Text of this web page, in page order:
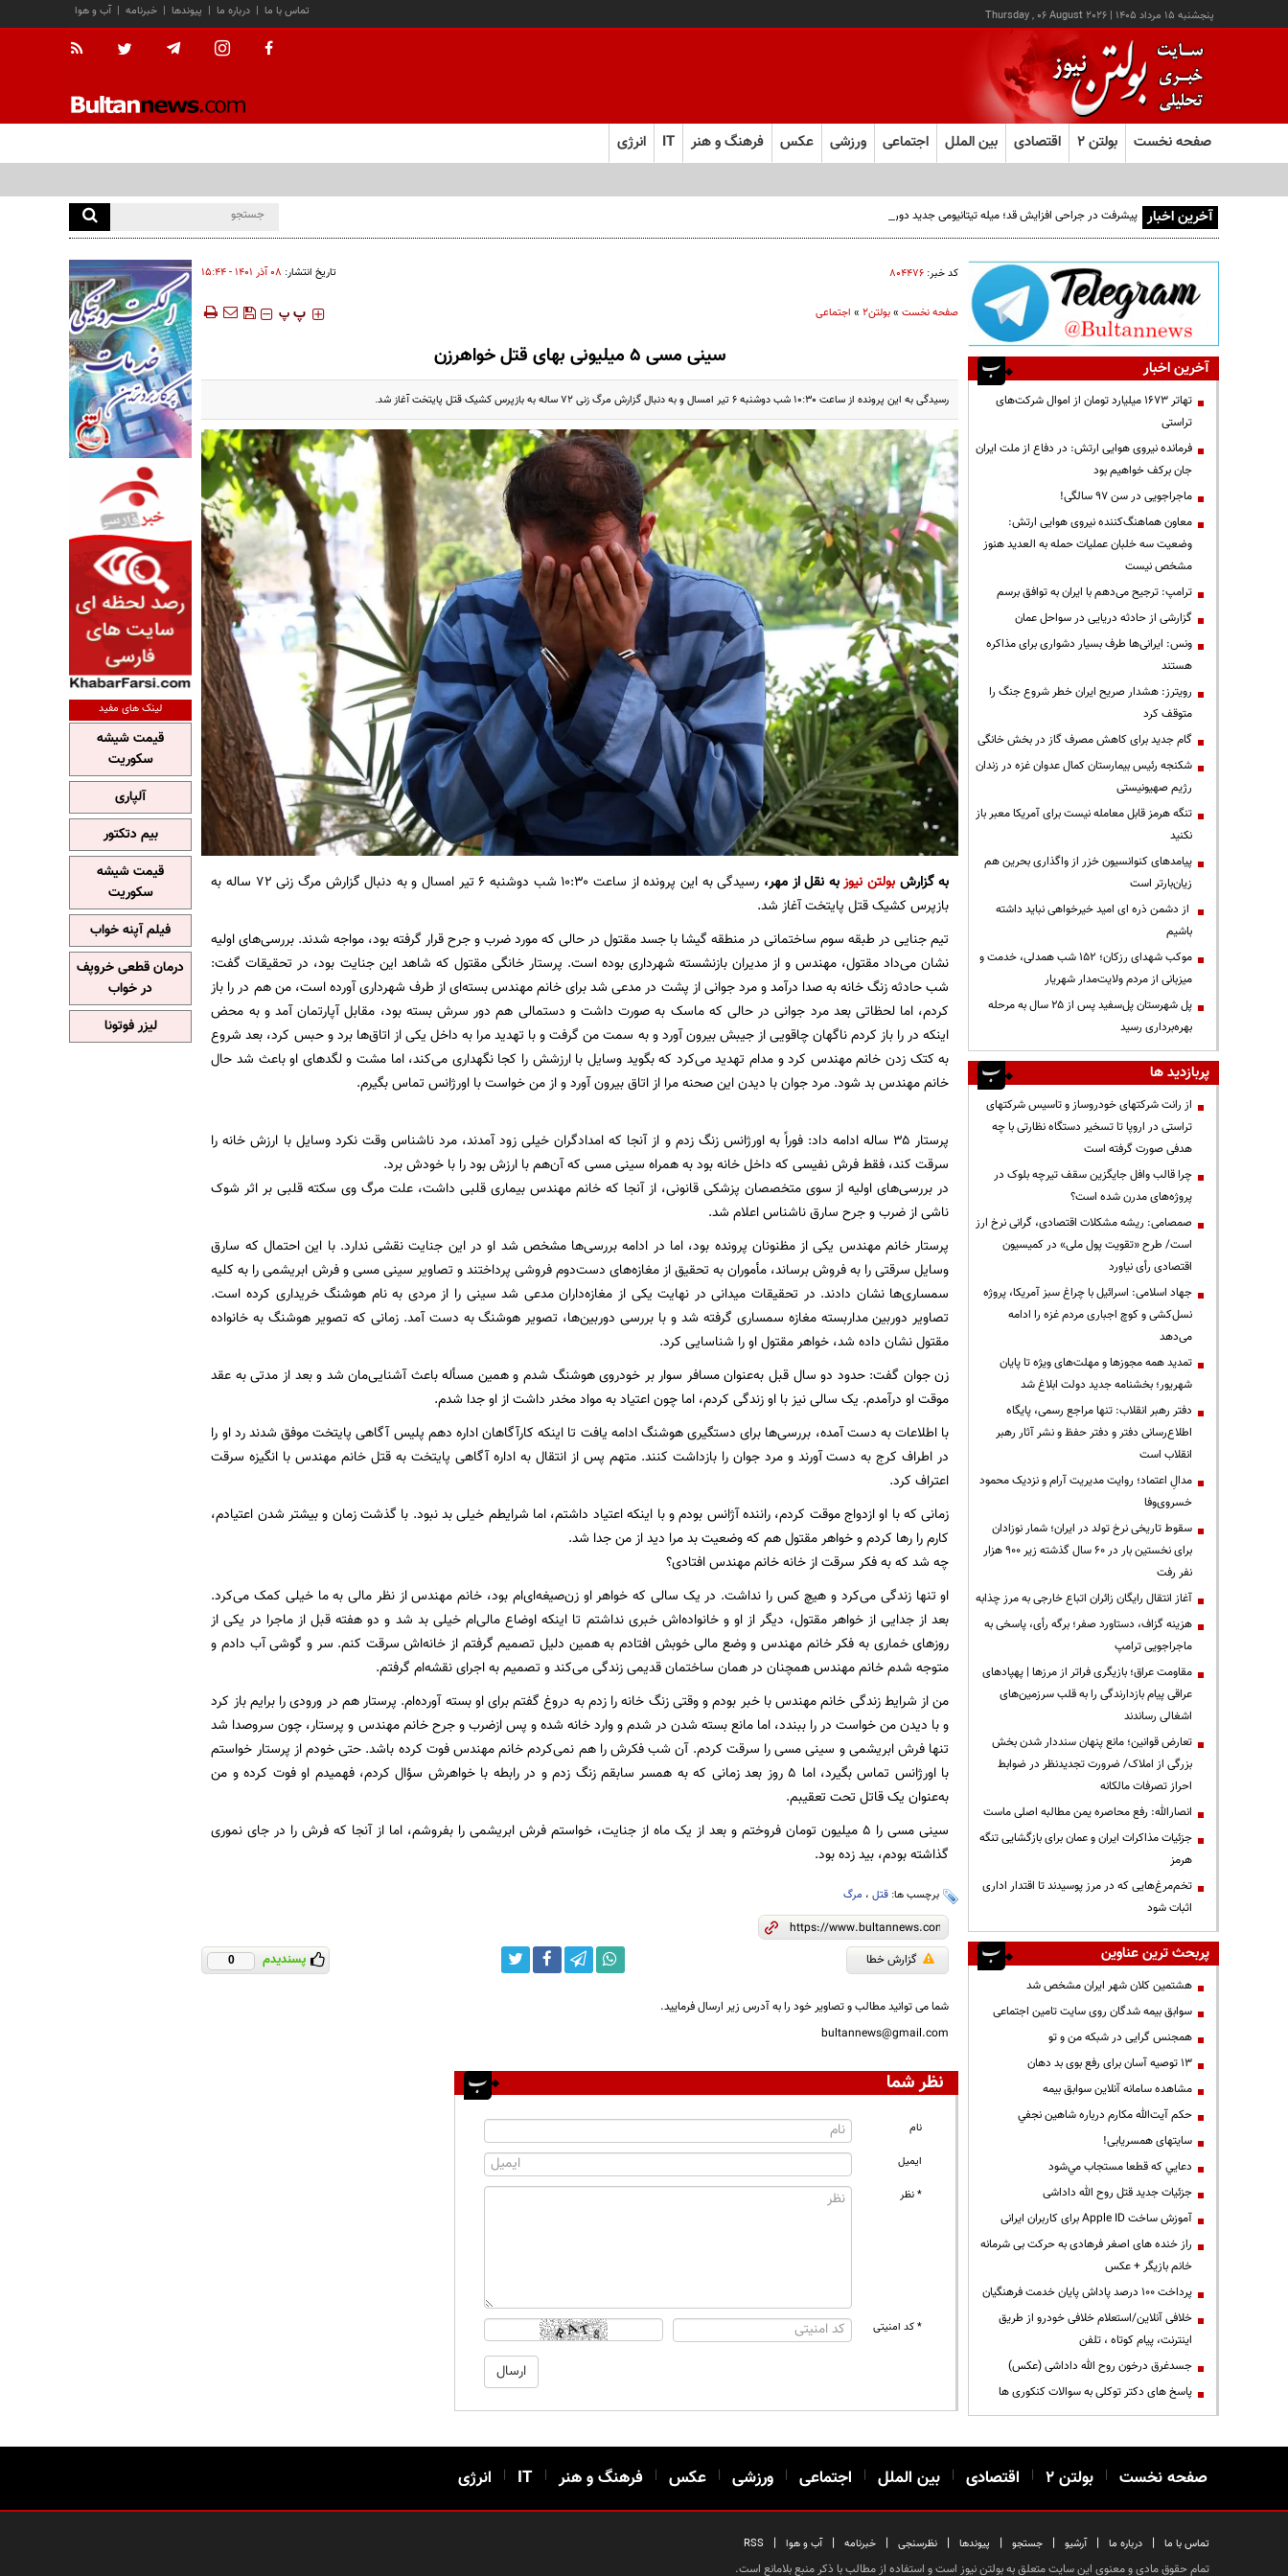
پنجشنبه ۱۵ مرداد ۱۴۰۵ |
Thursday , 06 August 2026 آب و هوا | خبرنامه | پیوندها | درباره ما | تماس با ما
صفحه نخست بولتن ۲ اقتصادی بین الملل اجتماعی ورزشی عکس فرهنگ و هنر IT انرژی
آخرین اخبار پیشرفت در جراحی افزایش قد؛ میله تیتانیومی جدید دوره نقاهت را از چند ماه به چند هفته کاهش می‌دهد
کد خبر: ۸۰۴۴۷۶ تاریخ انتشار: ۰۸ آذر ۱۴۰۱ - ۱۵:۴۴
صفحه نخست»بولتن2 » اجتماعی ‍‍‍ پ پ
سینی مسی ۵ میلیونی بهای قتل خواهرزن
رسیدگی به این پرونده از ساعت ۱۰:۳۰ شب دوشنبه ۶ تیر امسال و به دنبال گزارش مرگ زنی ۷۲ ساله به بازپرس کشیک قتل پایتخت آغاز شد.
به گزارش بولتن نیوزبه نقل از مهر،
رسیدگی به این پرونده از ساعت ۱۰:۳۰ شب دوشنبه ۶ تیر امسال و به دنبال گزارش مرگ زنی ۷۲ ساله به
بازپرس کشیک قتل پایتخت آغاز شد.
تیم جنایی در طبقه سوم ساختمانی در منطقه گیشا با جسد مقتول در حالی که مورد ضرب و جرح قرار گرفته بود، مواجه شدند. بررسی‌های اولیه
نشان می‌داد مقتول، مهندس و از مدیران بازنشسته شهرداری بوده است. پرستار خانگی مقتول که شاهد این جنایت بود، در تحقیقات گفت:
شب حادثه زنگ خانه به صدا درآمد و مرد جوانی از پشت در مدعی شد برای خانم مهندس بسته‌ای از طرف شهرداری آورده است، من هم در را باز
کردم، اما لحظاتی بعد مرد جوانی در حالی که ماسک به صورت داشت و دستمالی هم دور سرش بسته بود، مقابل آپارتمان آمد و به محض
اینکه در را باز کردم ناگهان چاقویی از جیبش بیرون آورد و به سمت من گرفت و با تهدید مرا به داخل یکی از اتاق‌ها برد و حبس کرد، بعد شروع
به کتک زدن خانم مهندس کرد و مدام تهدید می‌کرد که بگوید وسایل با ارزشش را کجا نگهداری می‌کند، اما مشت و لگد‌های او باعث شد حال
خانم مهندس بد شود. مرد جوان با دیدن این صحنه مرا از اتاق بیرون آورد و از من خواست با اورژانس تماس بگیرم.
پرستار ۳۵ ساله ادامه داد: فوراً به اورژانس زنگ زدم و از آنجا که امدادگران خیلی زود آمدند، مرد ناشناس وقت نکرد وسایل با ارزش خانه را
سرقت کند، فقط فرش نفیسی که داخل خانه بود به همراه سینی مسی که آن‌هم با ارزش بود را با خودش برد.
در بررسی‌های اولیه از سوی متخصصان پزشکی قانونی، از آنجا که خانم مهندس بیماری قلبی داشت، علت مرگ وی سکته قلبی بر اثر شوک
ناشی از ضرب و جرح سارق ناشناس اعلام شد.
پرستار خانم مهندس یکی از مظنونان پرونده بود، اما در ادامه بررسی‌ها مشخص شد او در این جنایت نقشی ندارد. با این احتمال که سارق
وسایل سرقتی را به فروش برساند، مأموران به تحقیق از مغازه‌های دست‌دوم فروشی پرداختند و تصاویر سینی مسی و فرش ابریشمی را به کلیه
سمساری‌ها نشان دادند. در تحقیقات میدانی در نهایت یکی از مغازه‌داران مدعی شد سینی را از مردی به نام هوشنگ خریداری کرده است.
تصاویر دوربین مداربسته مغازه سمساری گرفته شد و با بررسی دوربین‌ها، تصویر هوشنگ به دست آمد. زمانی که تصویر هوشنگ به خانواده
مقتول نشان داده شد، خواهر مقتول او را شناسایی کرد.
زن جوان گفت: حدود دو سال قبل به‌عنوان مسافر سوار بر خودروی هوشنگ شدم و همین مسأله باعث آشنایی‌مان شد و بعد از مدتی به عقد
موقت او درآمدم. یک سالی نیز با او زندگی کردم، اما چون اعتیاد به مواد مخدر داشت از او جدا شدم.
با اطلاعات به دست آمده، بررسی‌ها برای دستگیری هوشنگ ادامه یافت تا اینکه کارآگاهان اداره دهم پلیس آگاهی پایتخت موفق شدند رد او را
در اطراف کرج به دست آورند و مرد جوان را بازداشت کنند. متهم پس از انتقال به اداره آگاهی پایتخت به قتل خانم مهندس با انگیزه سرقت
اعتراف کرد.
زمانی که با او ازدواج موقت کردم، راننده آژانس بودم و با اینکه اعتیاد داشتم، اما شرایطم خیلی بد نبود. با گذشت زمان و بیشتر شدن اعتیادم،
کارم را رها کردم و خواهر مقتول هم که وضعیت بد مرا دید از من جدا شد.
چه شد که به فکر سرقت از خانه خانم مهندس افتادی؟
او تنها زندگی می‌کرد و هیچ کس را نداشت. در یک سالی که خواهر او زن‌صیغه‌ای‌ام بود، خانم مهندس از نظر مالی به ما خیلی کمک می‌کرد.
بعد از جدایی از خواهر مقتول، دیگر از او و خانواده‌اش خبری نداشتم تا اینکه اوضاع مالی‌ام خیلی بد شد و دو هفته قبل از ماجرا در یکی از
روز‌های خماری به فکر خانم مهندس و وضع مالی خوبش افتادم به همین دلیل تصمیم گرفتم از خانه‌اش سرقت کنم. سر و گوشی آب دادم و
متوجه شدم خانم مهندس همچنان در همان ساختمان قدیمی زندگی می‌کند و تصمیم به اجرای نقشه‌ام گرفتم.
من از شرایط زندگی خانم مهندس با خبر بودم و وقتی زنگ خانه را زدم به دروغ گفتم برای او بسته آورده‌ام. پرستار هم در ورودی را برایم باز کرد
و با دیدن من خواست در را ببندد، اما مانع بسته شدن در شدم و وارد خانه شده و پس ازضرب و جرح خانم مهندس و پرستار، چون سر‌وصدا شد
تنها فرش ابریشمی و سینی مسی را سرقت کردم. آن شب فکرش را هم نمی‌کردم خانم مهندس فوت کرده باشد. حتی خودم از پرستار خواستم
با اورژانس تماس بگیرد، اما ۵ روز بعد زمانی که به همسر سابقم زنگ زدم و در رابطه با خواهرش سؤال کردم، فهمیدم او فوت کرده و من
به‌عنوان یک قاتل تحت تعقیبم.
سینی مسی را ۵ میلیون تومان فروختم و بعد از یک ماه از جنایت، خواستم فرش ابریشمی را بفروشم، اما از آنجا که فرش را در جای نموری
گذاشته بودم، بید زده بود.
برچسب ها: قتل، مرگ
گزارش خطا پسندیدم 0
شما می توانید مطالب و تصاویر خود را به آدرس زیر ارسال فرمایید.
bultannews@gmail.com
نظر شما
نام
ایمیل
* نظر
* کد امنیتی
آخرین اخبار
تهاتر ۱۶۷۳ میلیارد تومان از اموال شرکت‌های
تراستی
فرمانده نیروی هوایی ارتش: در دفاع از ملت ایران
جان برکف خواهیم بود
ماجراجویی در سن ۹۷ سالگی!
معاون هماهنگ‌کننده نیروی هوایی ارتش:
وضعیت سه خلبان عملیات حمله به العدید هنوز
مشخص نیست
ترامپ: ترجیح می‌دهم با ایران به توافق برسم
گزارشی از حادثه دریایی در سواحل عمان
ونس: ایرانی‌ها طرف بسیار دشواری برای مذاکره
هستند
رویترز: هشدار صریح ایران خطر شروع جنگ را
متوقف کرد
گام جدید برای کاهش مصرف گاز در بخش خانگی
شکنجه رئیس بیمارستان کمال عدوان غزه در زندان
رژیم صهیونیستی
تنگه هرمز قابل معامله نیست برای آمریکا معبر باز
نکنید
پیامدهای کنوانسیون خزر از واگذاری بحرین هم
زیان‌بارتر است
از دشمن ذره ای امید خیرخواهی نباید داشته
باشیم
موکب شهدای رزکان؛ ۱۵۲ شب همدلی، خدمت و
میزبانی از مردم ولایت‌مدار شهریار
پل شهرستان پل‌سفید پس از ۲۵ سال به مرحله
بهره‌برداری رسید
پربازدید ها
از رانت‌ شرکتهای خودروساز و تاسیس شرکتهای
تراستی در اروپا تا تسخیر دستگاه نظارتی با چه
هدفی صورت گرفته است
چرا قالب وافل جایگزین سقف تیرچه بلوک در
پروژه‌های مدرن شده است؟
صمصامی: ریشه مشکلات اقتصادی، گرانی نرخ ارز
است/ طرح «تقویت پول ملی» در کمیسیون
اقتصادی رأی نیاورد
جهاد اسلامی: اسرائیل با چراغ سبز آمریکا، پروژه
نسل‌کشی و کوچ اجباری مردم غزه را ادامه
می‌دهد
تمدید همه مجوزها و مهلت‌های ویژه تا پایان
شهریور؛ بخشنامه جدید دولت ابلاغ شد
دفتر رهبر انقلاب: تنها مراجع رسمی، پایگاه
اطلاع‌رسانی دفتر و دفتر حفظ و نشر آثار رهبر
انقلاب است
مدالِ اعتماد؛ روایت مدیریت آرام و نزدیک محمود
خسروی‌وفا
سقوط تاریخی نرخ تولد در ایران؛ شمار نوزادان
برای نخستین بار در ۶۰ سال گذشته زیر ۹۰۰ هزار
نفر رفت
آغاز انتقال رایگان زائران اتباع خارجی به مرز چذابه
هزینه گزاف، دستاورد صفر؛ برگه رأی، پاسخی به
ماجراجویی ترامپ
مقاومت عراق؛ بازیگری فراتر از مرزها | پهپادهای
عراقی پیام بازدارندگی را به قلب سرزمین‌های
اشغالی رساندند
تعارض قوانین؛ مانع پنهان سنددار شدن بخش
بزرگی از املاک/ ضرورت تجدیدنظر در ضوابط
احراز تصرفات مالکانه
انصارالله: رفع محاصره یمن مطالبه اصلی ماست
جزئیات مذاکرات ایران و عمان برای بازگشایی تنگه
هرمز
تخم‌مرغ‌هایی که در مرز پوسیدند تا اقتدار اداری
اثبات شود
پربحث ترین عناوین
هشتمین کلان شهر ایران مشخص شد
سوابق بیمه شدگان روی سایت تامین اجتماعی
همجنس گرایی در شبکه من و تو
13 توصیه آسان برای رفع بوی بد دهان
مشاهده سامانه آنلاين سوابق بیمه
حكم آيت‌الله مكارم درباره شاهين نجفي
سایتهای همسریابی!
دعايي كه قطعا مستجاب مي‌شود
جزئیات جدید قتل روح الله داداشی
آموزش ساخت Apple ID برای کاربران ایرانی
راز خنده های اصغر فرهادی به حرکت بی شرمانه
خانم بازیگر + عکس
پرداخت ۱۰۰ درصد پاداش پایان خدمت فرهنگیان
خلافی آنلاین/استعلام خلافی خودرو از طریق
اینترنت، پیام کوتاه ، تلفن
جسدغرق درخون روح الله داداشی (عکس)
پاسخ های دکتر توکلی به سوالات کنکوری ها
لینک های مفید
قیمت شیشه
سکوریت
آلپاری
بیم دتکتور
قیمت شیشه
سکوریت
فیلم آپنه خواب
درمان قطعی خروپف
در خواب
لیزر فوتونا
صفحه نخست | بولتن ۲ | اقتصادی | بین الملل | اجتماعی | ورزشی | عکس | فرهنگ و هنر |
IT
| انرژی
تماس با ما | درباره ما | آرشیو | جستجو | پیوندها | نظرسنجی | خبرنامه | آب و هوا |
RSS
تمام حقوق مادی و معنوی این سایت متعلق به بولتن نیوز است و استفاده از مطالب با ذکر منبع بلامانع است.